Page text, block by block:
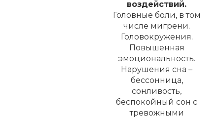
воздействий.
Головные боли, в том
числе мигрени.
Головокружения.
Повышенная
эмоциональность.
Нарушения сна –
бессонница,
сонливость,
беспокойный сон с
тревожными